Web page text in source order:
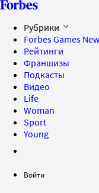
Рубрики
Forbes Games New
Рейтинги
Франшизы
Подкасты
Видео
Life
Woman
Sport
Young
Войти